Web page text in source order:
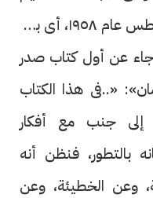
وتقاليد محترمة، كتب فى ١١ أغسطس عام ١٩٥٨، أى بعد
جاء عن أول كتاب صدر
«..فى هذا الكتاب
إلى جنب مع أفكار
بالتطور، فنظن أنه
وعن الخطيئة، وعن